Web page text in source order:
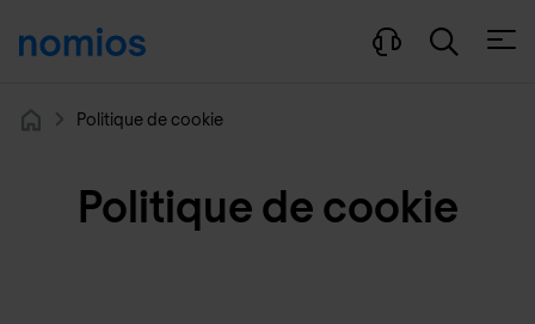
Politique de cookie
Politique de cookie